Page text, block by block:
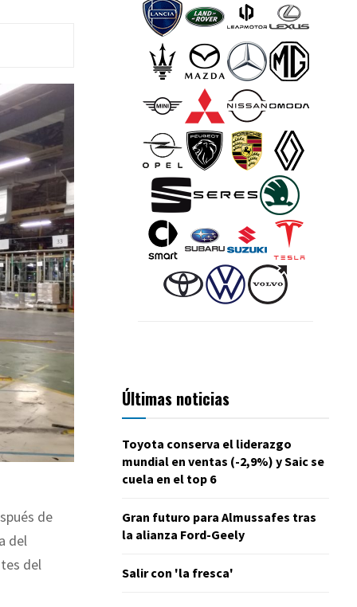
de
del
del
Últimas noticias
Toyota conserva el liderazgo
mundial en ventas (-2,9%) y Saic se
cuela en el top 6
Gran futuro para Almussafes tras
la alianza Ford-Geely
Salir con 'la fresca'